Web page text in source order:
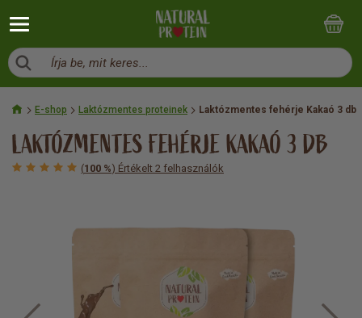
Írja be, mit keres...
E-shop Laktózmentes proteinek Laktózmentes fehérje Kakaó 3 db
LAKTÓZMENTES FEHÉRJE KAKAÓ 3 DB
(100 %) Értékelt 2 felhasználók